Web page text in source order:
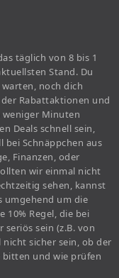
täglich von 8 bis 1
Stand. Du
noch dich
Rabattaktionen und
Minuten
Deals schnell sein,
bei Schnäppchen aus
Finanzen, oder
wir einmal nicht
sehen, kannst
umgehend um die
10% Regel, die bei
sein (z.B. von
sicher sein, ob der
bitten und wie prüfen